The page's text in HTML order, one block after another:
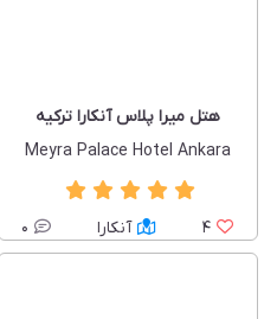
هتل میرا پلاس آنکارا ترکیه
Meyra Palace Hotel Ankara
4 آنکارا 0